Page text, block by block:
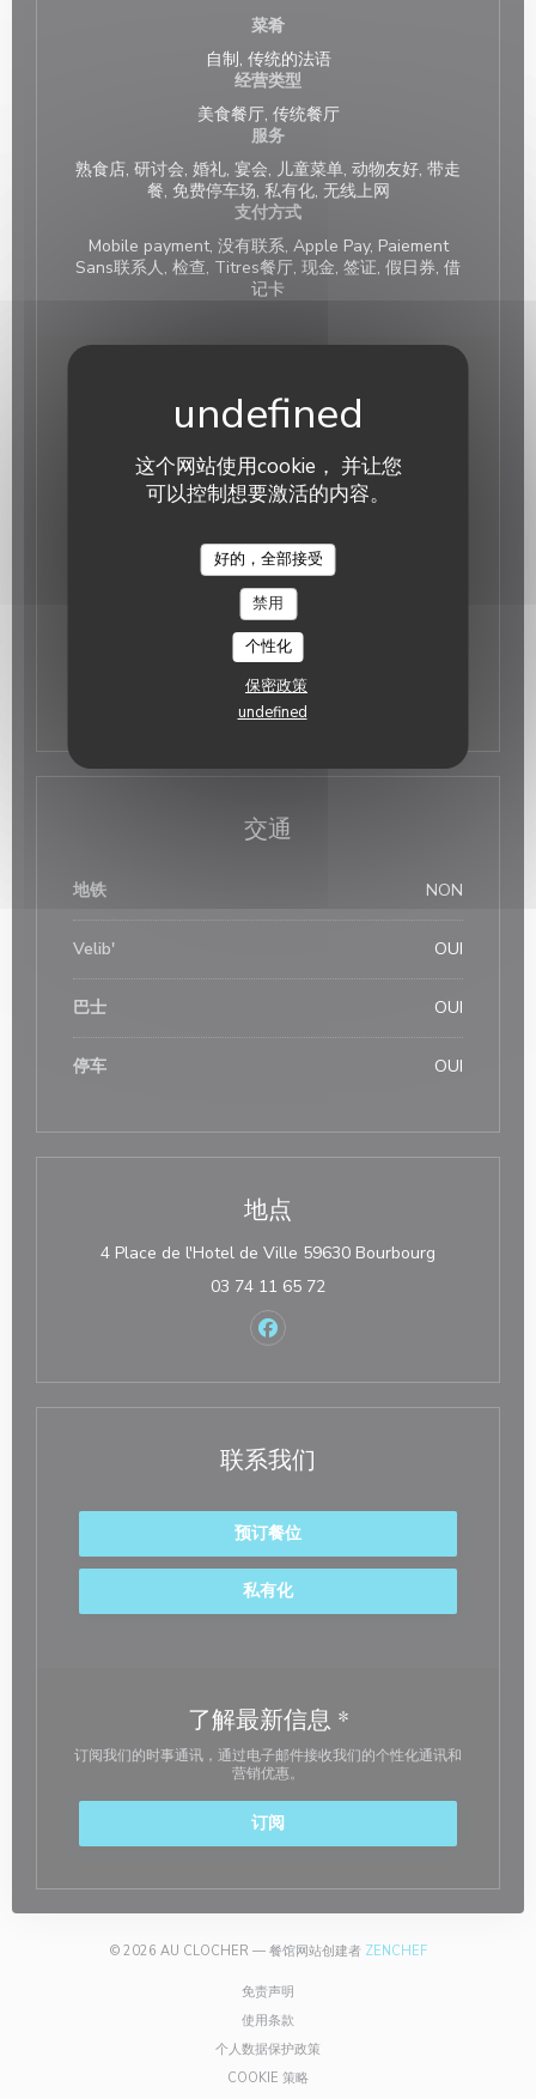
这个网站使用cookie， 并让您
可以控制想要激活的内容。
好的，全部接受
禁用
个性化
保密政策
undefined
菜肴
自制, 传统的法语
经营类型
美食餐厅, 传统餐厅
服务
熟食店, 研讨会, 婚礼, 宴会, 儿童菜单, 动物友好, 带走
餐, 免费停车场, 私有化, 无线上网
支付方式
Mobile payment, 没有联系, Apple Pay, Paiement
Sans联系人, 检查, Titres餐厅, 现金, 签证, 假日券, 借
记卡
12:00 - 14:00
交通
地铁 NON
Velib' OUI
巴士 OUI
停车 OUI
地点
4 Place de l'Hotel de Ville 59630 Bourbourg
03 74 11 65 72
Facebook ((在新窗口中打开))
联系我们
预订餐位
私有化
了解最新信息 *
订阅我们的时事通讯，通过电子邮件接收我们的个性化通讯和
营销优惠。
订阅
© 2026 AU CLOCHER — 餐馆网站创建者 ZENCHEF((在新窗口中打开))
免责声明
使用条款
个人数据保护政策
COOKIE 策略((在新窗口中打开))
Au Clocher